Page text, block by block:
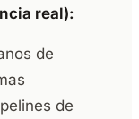
real):
de
de